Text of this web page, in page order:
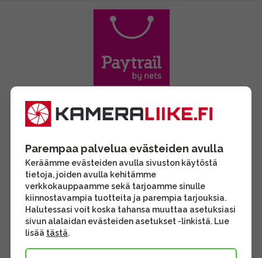
Parempaa palvelua evästeiden avulla
Keräämme evästeiden avulla sivuston käytöstä
tietoja, joiden avulla kehitämme
verkkokauppaamme sekä tarjoamme sinulle
kiinnostavampia tuotteita ja parempia tarjouksia.
Halutessasi voit koska tahansa muuttaa asetuksiasi
sivun alalaidan evästeiden asetukset -linkistä. Lue
lisää tästä.